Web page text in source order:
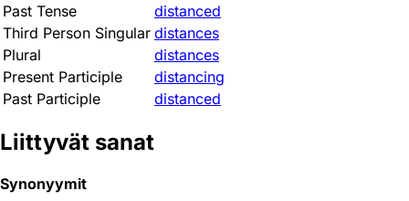
Past Tense
distanced
Third Person Singular distances
Plural
distances
Present Participle
distancing
Past Participle
distanced
Liittyvät sanat
Synonyymit